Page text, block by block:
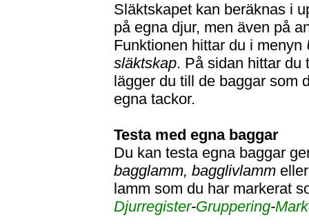
Släktskapet kan beräknas i
på egna djur, men även på
Funktionen hittar du i menyn
släktskap. På sidan hittar du
lägger du till de baggar som
egna tackor.
Testa med egna baggar
Du kan testa egna baggar
bagglamm, bagglivlamm
lamm som du har markerat
Djurregister-Gruppering-